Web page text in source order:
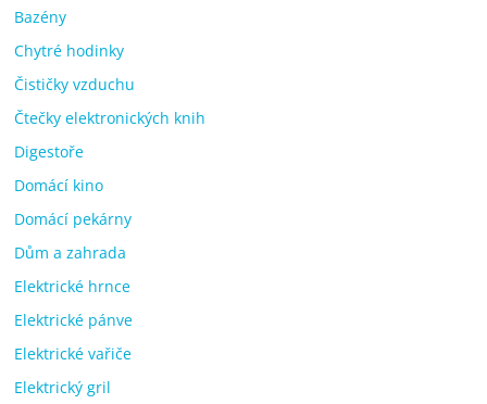
Bazény
Chytré hodinky
Čističky vzduchu
Čtečky elektronických knih
Digestoře
Domácí kino
Domácí pekárny
Dům a zahrada
Elektrické hrnce
Elektrické pánve
Elektrické vařiče
Elektrický gril